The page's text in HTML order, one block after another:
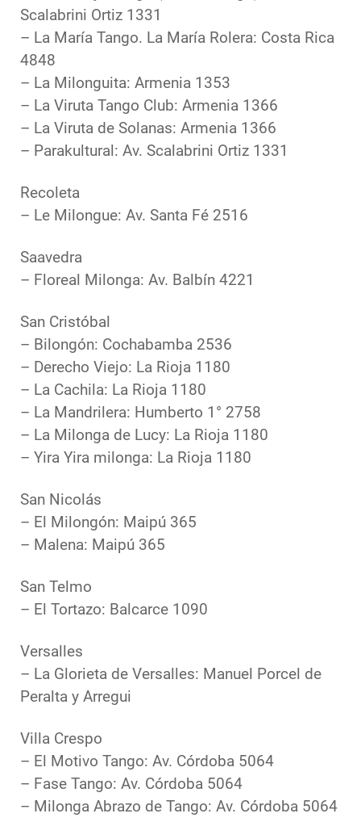
Scalabrini Ortiz 1331
– La María Tango. La María Rolera: Costa Rica
4848
– La Milonguita: Armenia 1353
– La Viruta Tango Club: Armenia 1366
– La Viruta de Solanas: Armenia 1366
– Parakultural: Av. Scalabrini Ortiz 1331
Recoleta
– Le Milongue: Av. Santa Fé 2516
Saavedra
– Floreal Milonga: Av. Balbín 4221
San Cristóbal
– Bilongón: Cochabamba 2536
– Derecho Viejo: La Rioja 1180
– La Cachila: La Rioja 1180
– La Mandrilera: Humberto 1° 2758
– La Milonga de Lucy: La Rioja 1180
– Yira Yira milonga: La Rioja 1180
San Nicolás
– El Milongón: Maipú 365
– Malena: Maipú 365
San Telmo
– El Tortazo: Balcarce 1090
Versalles
– La Glorieta de Versalles: Manuel Porcel de
Peralta y Arregui
Villa Crespo
– El Motivo Tango: Av. Córdoba 5064
– Fase Tango: Av. Córdoba 5064
– Milonga Abrazo de Tango: Av. Córdoba 5064